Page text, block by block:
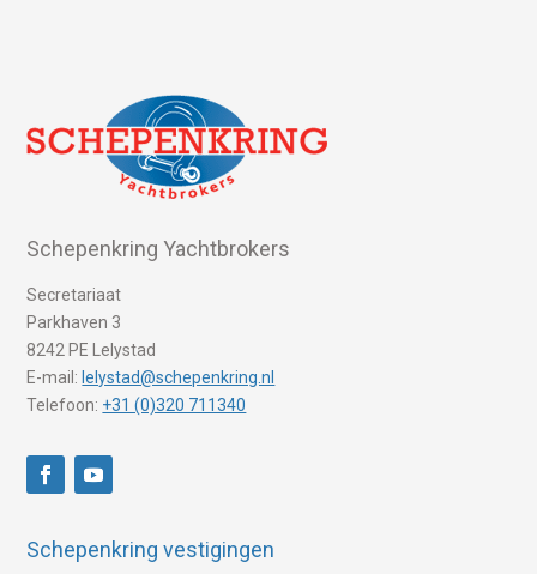
Schepenkring Yachtbrokers
Secretariaat
Parkhaven 3
8242 PE Lelystad
E-mail: lelystad@schepenkring.nl
Telefoon: +31 (0)320 711340
Schepenkring vestigingen